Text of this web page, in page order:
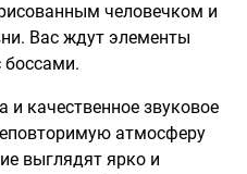
человечком и
Вас ждут элементы
боссами.
качественное звуковое
атмосферу
выглядят ярко и